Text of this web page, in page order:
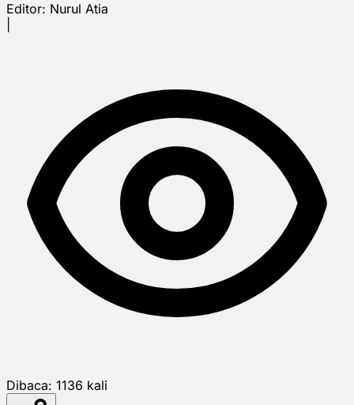
Editor: Nurul Atia
Dibaca: 1136 kali